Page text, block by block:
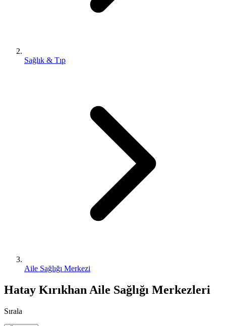
Sağlık & Tıp
Aile Sağlığı Merkezi
Hatay Kırıkhan Aile Sağlığı Merkezleri
Sırala